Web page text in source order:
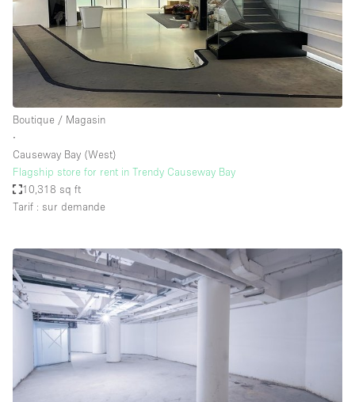
Boutique / Magasin
∙
Causeway Bay (West)
Flagship store for rent in Trendy Causeway Bay
10,318 sq ft
Tarif : sur demande